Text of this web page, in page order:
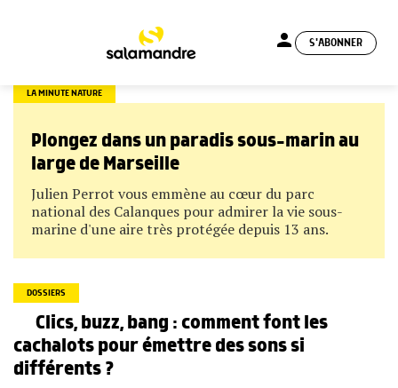
person S'ABONNER
LA MINUTE NATURE
Plongez dans un paradis sous-marin au
large de Marseille
Julien Perrot vous emmène au cœur du parc
national des Calanques pour admirer la vie sous-
marine d'une aire très protégée depuis 13 ans.
DOSSIERS
Clics, buzz, bang : comment font les
cachalots pour émettre des sons si
différents ?